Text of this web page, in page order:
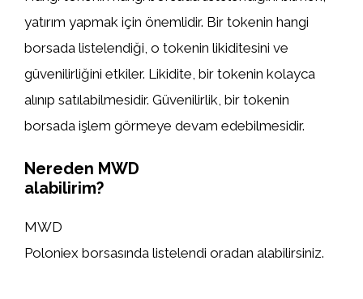
yatırım yapmak için önemlidir. Bir tokenin hangi
borsada listelendiği, o tokenin likiditesini ve
güvenilirliğini etkiler. Likidite, bir tokenin kolayca
alınıp satılabilmesidir. Güvenilirlik, bir tokenin
borsada işlem görmeye devam edebilmesidir.
Nereden MWD
alabilirim?
MWD
Poloniex borsasında listelendi oradan alabilirsiniz.